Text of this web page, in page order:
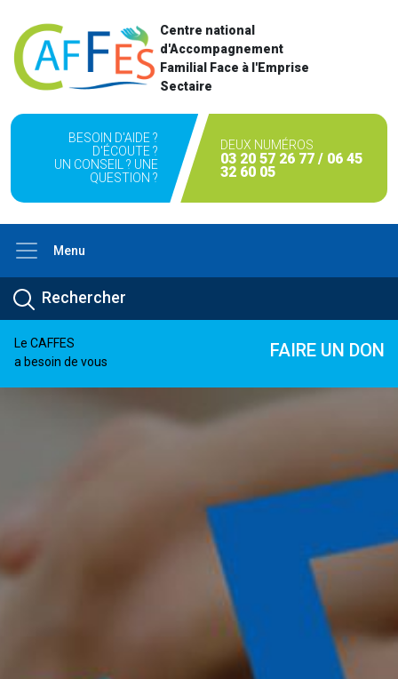
Centre national
d'Accompagnement
Familial Face à l'Emprise
Sectaire
BESOIN D'AIDE ?
D'ÉCOUTE ?
UN CONSEIL ? UNE
QUESTION ?
DEUX NUMÉROS
03 20 57 26 77 / 06 45
32 60 05
Menu
Le CAFFES
a besoin de vous
FAIRE UN DON